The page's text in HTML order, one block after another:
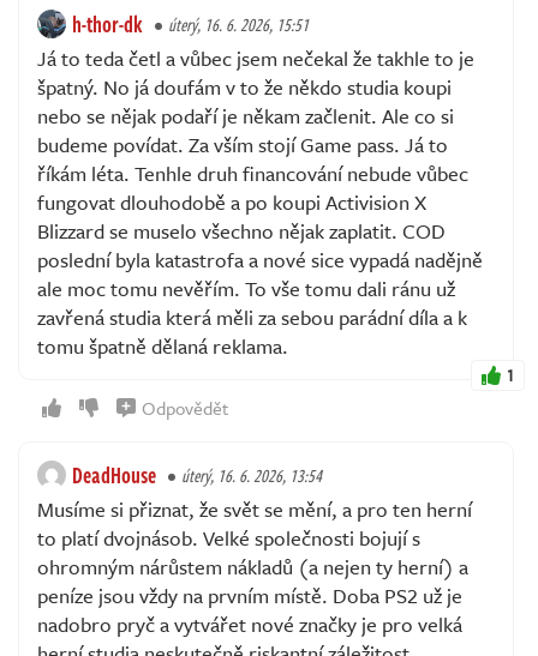
h-thor-dk úterý, 16. 6. 2026, 15:51
Já to teda četl a vůbec jsem nečekal že takhle to je
špatný. No já doufám v to že někdo studia koupi
nebo se nějak podaří je někam začlenit. Ale co si
budeme povídat. Za vším stojí Game pass. Já to
říkám léta. Tenhle druh financování nebude vůbec
fungovat dlouhodobě a po koupi Activision X
Blizzard se muselo všechno nějak zaplatit. COD
poslední byla katastrofa a nové sice vypadá nadějně
ale moc tomu nevěřím. To vše tomu dali ránu už
zavřená studia která měli za sebou parádní díla a k
tomu špatně dělaná reklama.
1
Odpovědět
DeadHouse úterý, 16. 6. 2026, 13:54
Musíme si přiznat, že svět se mění, a pro ten herní
to platí dvojnásob. Velké společnosti bojují s
ohromným nárůstem nákladů (a nejen ty herní) a
peníze jsou vždy na prvním místě. Doba PS2 už je
nadobro pryč a vytvářet nové značky je pro velká